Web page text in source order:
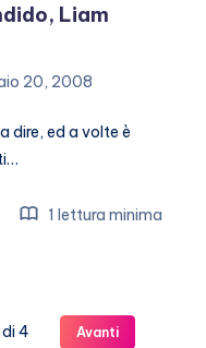
Liam
20, 2008
dire, ed a volte è
1 lettura minima
4 Avanti